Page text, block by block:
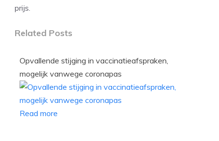
prijs.
Related Posts
Opvallende stijging in vaccinatieafspraken,
mogelijk vanwege coronapas
Read more